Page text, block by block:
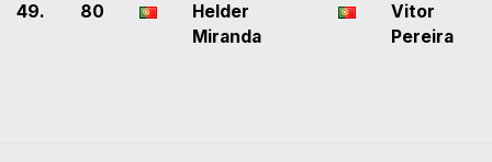
49. 80
Helder
Miranda
Vitor
Pereira